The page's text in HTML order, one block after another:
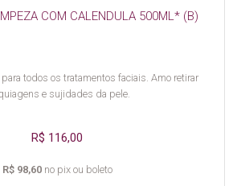
COM CALENDULA 500ML* (B)
todos os tratamentos faciais. Amo retirar
e sujidades da pele.
R$ 116,00
R$ 98,60no pix ou boleto